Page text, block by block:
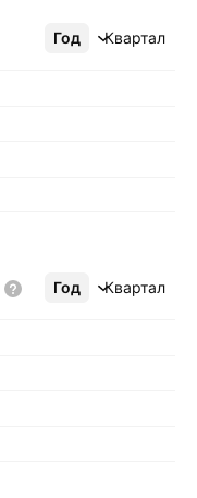
Год Квартал
Ещё
Год Квартал
Ещё